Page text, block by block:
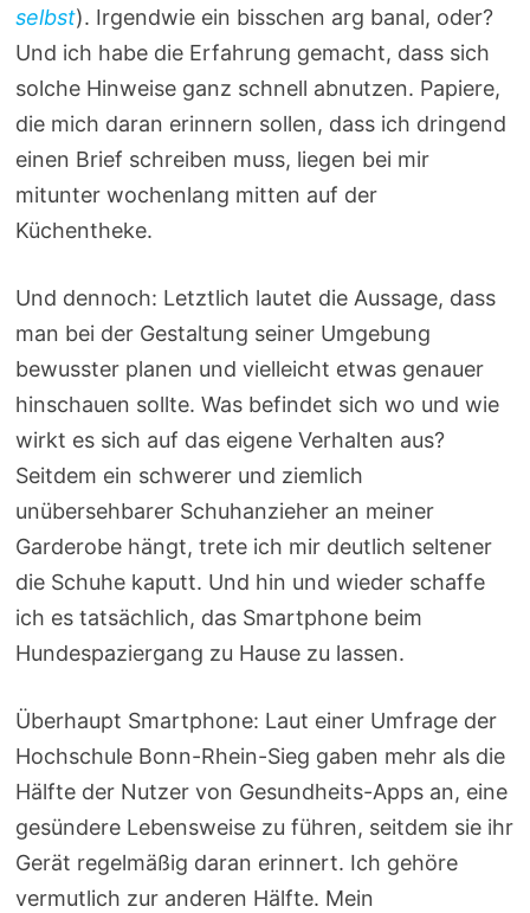
selbst). Irgendwie ein bisschen arg banal, oder?
Und ich habe die Erfahrung gemacht, dass sich
solche Hinweise ganz schnell abnutzen. Papiere,
die mich daran erinnern sollen, dass ich dringend
einen Brief schreiben muss, liegen bei mir
mitunter wochenlang mitten auf der
Küchentheke.
Und dennoch: Letztlich lautet die Aussage, dass
man bei der Gestaltung seiner Umgebung
bewusster planen und vielleicht etwas genauer
hinschauen sollte. Was befindet sich wo und wie
wirkt es sich auf das eigene Verhalten aus?
Seitdem ein schwerer und ziemlich
unübersehbarer Schuhanzieher an meiner
Garderobe hängt, trete ich mir deutlich seltener
die Schuhe kaputt. Und hin und wieder schaffe
ich es tatsächlich, das Smartphone beim
Hundespaziergang zu Hause zu lassen.
Überhaupt Smartphone: Laut einer Umfrage der
Hochschule Bonn-Rhein-Sieg gaben mehr als die
Hälfte der Nutzer von Gesundheits-Apps an, eine
gesündere Lebensweise zu führen, seitdem sie ihr
Gerät regelmäßig daran erinnert. Ich gehöre
vermutlich zur anderen Hälfte. Mein